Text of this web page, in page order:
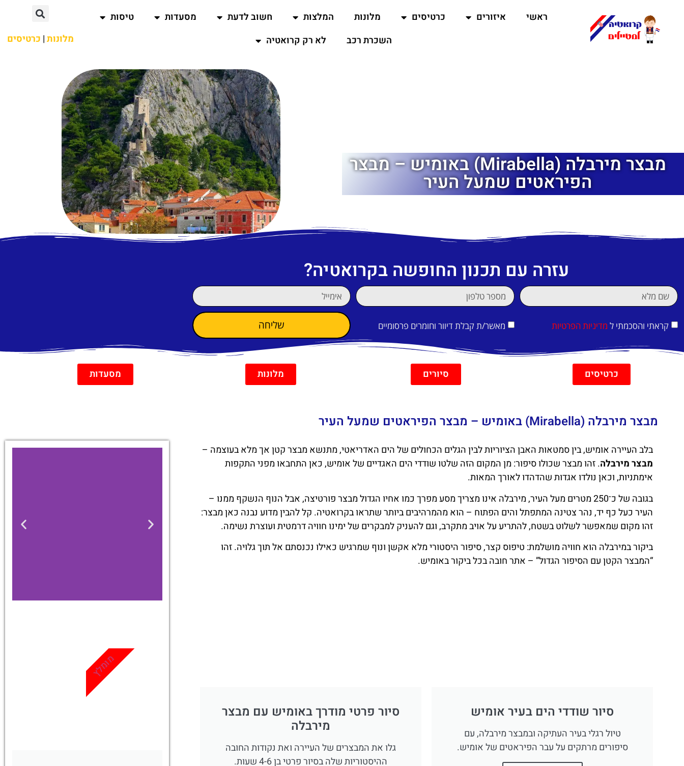
ראשי איזורים כרטיסים מלונות המלצות חשוב לדעת מסעדות
טיסות
השכרת רכב
לא רק קרואטיה מלונות| כרטיסים
מבצר מירבלה (Mirabella) באומיש – מבצר
הפיראטים שמעל העיר
עזרה עם תכנון החופשה בקרואטיה?
קראתי והסכמתי ל מדיניות הפרטיות מאשר/ת קבלת דיוור וחומרים פרסומיים שליחה
כרטיסים סיורים מלונות מסעדות
מבצר מירבלה (Mirabella) באומיש – מבצר הפיראטים שמעל העיר
בלב העיירה אומיש, בין סמטאות האבן הציוריות לבין הגלים הכחולים של הים האדריאטי, מתנשא מבצר קטן אך מלא בעוצמה –
מבצר מירבלה. זהו מבצר שכולו סיפור: מן המקום הזה שלטו שודדי הים האגדיים של אומיש, כאן התחבאו מפני התקפות
אימתניות, וכאן נולדו אגדות שהדהדו לאורך המאות.
בגובה של כ־250 מטרים מעל העיר, מירבלה אינו מצריך מסע מפרך כמו אחיו הגדול מבצר פורטיצה, אבל הנוף הנשקף ממנו –
העיר כעל כף יד, נהר צטינה המתפתל והים הפתוח – הוא מהמרהיבים ביותר שתראו בקרואטיה. קל להבין מדוע נבנה כאן מבצר:
זהו מקום שמאפשר לשלוט בשטח, להתריע על אויב מתקרב, וגם להעניק למבקרים של ימינו חוויה דרמטית ועוצרת נשימה.
ביקור במירבלה הוא חוויה מושלמת: טיפוס קצר, סיפור היסטורי מלא אקשן ונוף שמרגיש כאילו נכנסתם אל תוך גלויה. זהו
“המבצר הקטן עם הסיפור הגדול” – אתר חובה בכל ביקור באומיש.
סיור שודדי הים בעיר אומיש
טיול רגלי בעיר העתיקה ובמבצר מירבלה, עם
סיפורים מרתקים על עבר הפיראטים של אומיש.
סיור פרטי מודרך באומיש עם מבצר
מירבלה
גלו את המבצרים של העיירה ואת נקודות החובה
ההיסטוריות שלה בסיור פרטי בן 4-6 שעות.
מגוון פעילויות
ואטרקציות
שאסור לפספס
לחצו פה!
מומלץ